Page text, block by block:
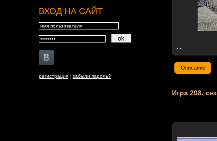
ВХОД НА САЙТ
регистрация | забыли пароль?
Описание
Игра 208.